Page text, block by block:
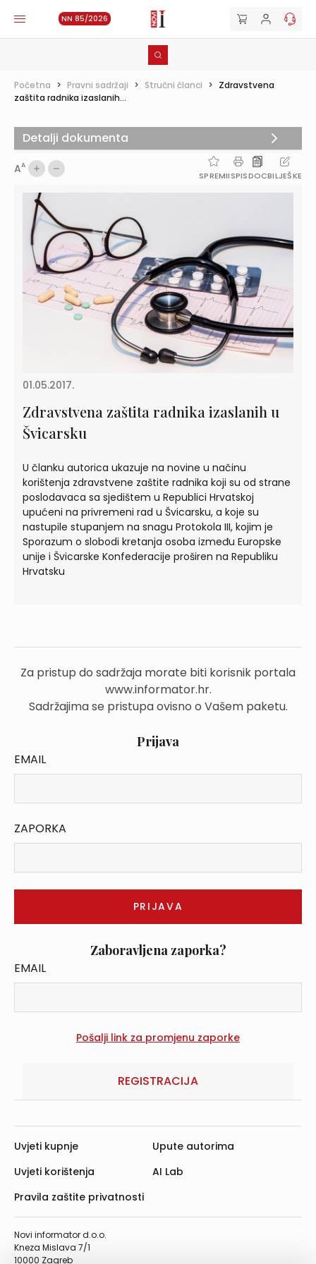
NN 85/2026
Početna > Pravni sadržaji > Stručni članci > Zdravstvena
zaštita radnika izaslanih...
AA
SPREMIISPISDOCBILJEŠKE
01.05.2017.
Zdravstvena zaštita radnika izaslanih u
Švicarsku
U članku autorica ukazuje na novine u načinu
korištenja zdravstvene zaštite radnika koji su od strane
poslodavaca sa sjedištem u Republici Hrvatskoj
upućeni na privremeni rad u Švicarsku, a koje su
nastupile stupanjem na snagu Protokola III, kojim je
Sporazum o slobodi kretanja osoba između Europske
unije i Švicarske Konfederacije proširen na Republiku
Hrvatsku
Za pristup do sadržaja morate biti korisnik portala
www.informator.hr.
Sadržajima se pristupa ovisno o Vašem paketu.
Prijava
EMAIL
ZAPORKA
Zaboravljena zaporka?
EMAIL
REGISTRACIJA
Detalji dokumenta
Novi informator d.o.o.
Kneza Mislava 7/1
10000 Zagreb
Uvjeti kupnje
Uvjeti korištenja
Pravila zaštite privatnosti
Upute autorima
AI Lab